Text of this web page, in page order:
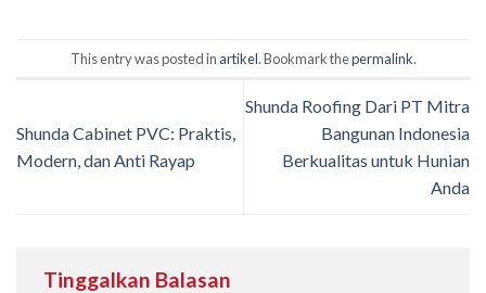
This entry was posted in artikel. Bookmark thepermalink.
Shunda Cabinet PVC: Praktis,
Modern, dan Anti Rayap
Shunda Roofing Dari PT Mitra
Bangunan Indonesia
Berkualitas untuk Hunian
Anda
Tinggalkan Balasan